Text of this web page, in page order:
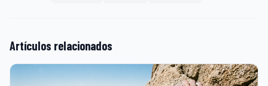
Artículos relacionados